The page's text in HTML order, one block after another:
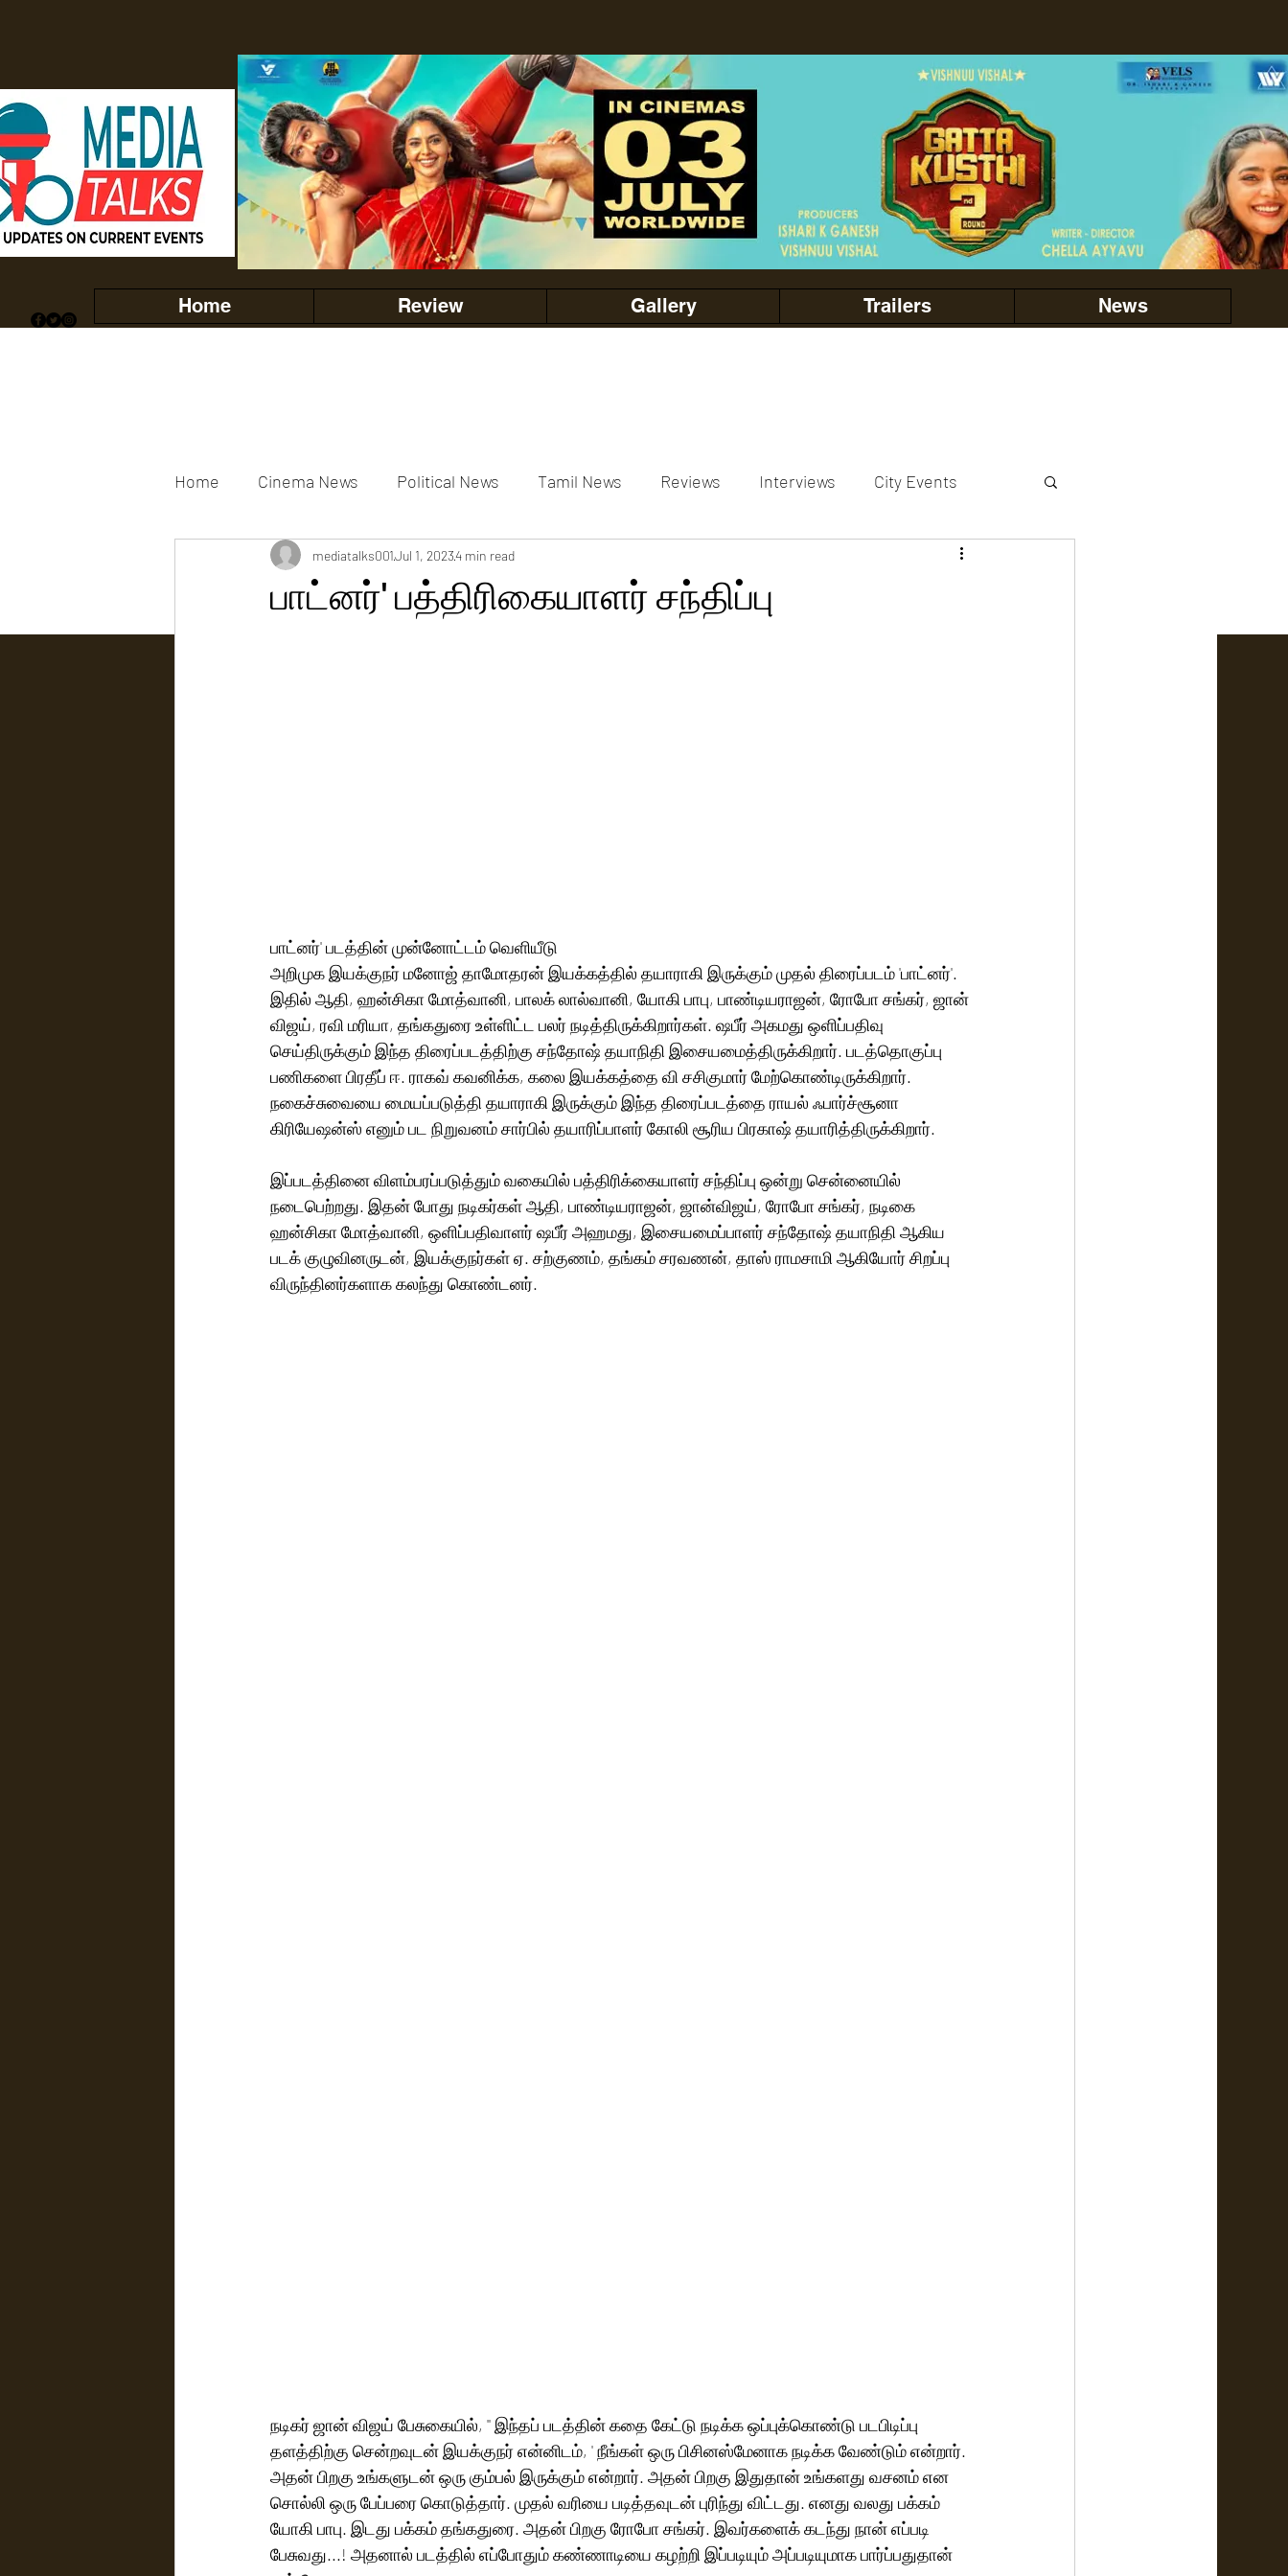
Home Review Gallery Trailers News
Home Cinema News Political News Tamil News Reviews Interviews City Events
Movies Gallery Actress Gallery Events Gallery actors gallery
பாட்னர்' பத்திரிகையாளர் சந்திப்பு
mediatalks001Jul 1, 20234 min read
பாட்னர்' படத்தின் முன்னோட்டம் வெளியீடு
அறிமுக இயக்குநர் மனோஜ் தாமோதரன் இயக்கத்தில் தயாராகி இருக்கும் முதல் திரைப்படம் 'பாட்னர்'.
இதில் ஆதி, ஹன்சிகா மோத்வானி, பாலக் லால்வானி, யோகி பாபு, பாண்டியராஜன், ரோபோ சங்கர், ஜான்
விஜய், ரவி மரியா, தங்கதுரை உள்ளிட்ட பலர் நடித்திருக்கிறார்கள். ஷபீர் அகமது ஒளிப்பதிவு
செய்திருக்கும் இந்த திரைப்படத்திற்கு சந்தோஷ் தயாநிதி இசையமைத்திருக்கிறார். படத்தொகுப்பு
பணிகளை பிரதீப் ஈ. ராகவ் கவனிக்க, கலை இயக்கத்தை வி சசிகுமார் மேற்கொண்டிருக்கிறார்.
நகைச்சுவையை மையப்படுத்தி தயாராகி இருக்கும் இந்த திரைப்படத்தை ராயல் ஃபார்ச்சூனா
கிரியேஷன்ஸ் எனும் பட நிறுவனம் சார்பில் தயாரிப்பாளர் கோலி சூரிய பிரகாஷ் தயாரித்திருக்கிறார்.
இப்படத்தினை விளம்பரப்படுத்தும் வகையில் பத்திரிக்கையாளர் சந்திப்பு ஒன்று சென்னையில்
நடைபெற்றது. இதன் போது நடிகர்கள் ஆதி, பாண்டியராஜன், ஜான்விஜய், ரோபோ சங்கர், நடிகை
ஹன்சிகா மோத்வானி, ஒளிப்பதிவாளர் ஷபீர் அஹமது, இசையமைப்பாளர் சந்தோஷ் தயாநிதி ஆகிய
படக் குழுவினருடன், இயக்குநர்கள் ஏ. சற்குணம், தங்கம் சரவணன், தாஸ் ராமசாமி ஆகியோர் சிறப்பு
விருந்தினர்களாக கலந்து கொண்டனர்.
நடிகர் ஜான் விஜய் பேசுகையில், '' இந்தப் படத்தின் கதை கேட்டு நடிக்க ஒப்புக்கொண்டு படபிடிப்பு
தளத்திற்கு சென்றவுடன் இயக்குநர் என்னிடம், ' நீங்கள் ஒரு பிசினஸ்மேனாக நடிக்க வேண்டும் என்றார்.
அதன் பிறகு உங்களுடன் ஒரு கும்பல் இருக்கும் என்றார். அதன் பிறகு இதுதான் உங்களது வசனம் என
சொல்லி ஒரு பேப்பரை கொடுத்தார். முதல் வரியை படித்தவுடன் புரிந்து விட்டது. எனது வலது பக்கம்
யோகி பாபு. இடது பக்கம் தங்கதுரை. அதன் பிறகு ரோபோ சங்கர். இவர்களைக் கடந்து நான் எப்படி
பேசுவது...! அதனால் படத்தில் எப்போதும் கண்ணாடியை கழற்றி இப்படியும் அப்படியுமாக பார்ப்பதுதான்